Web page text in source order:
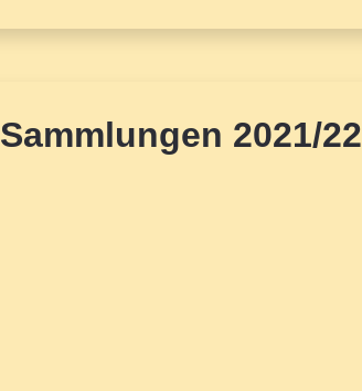
Sammlungen 2021/22